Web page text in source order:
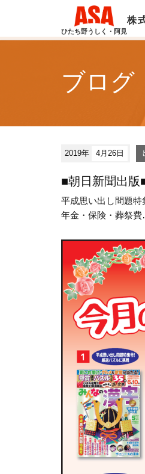
ひたち野うしく・阿見
株
ブログ
2019年 4月26日
■朝日新聞出版
平成思い出し問題特
年金・保険・葬祭